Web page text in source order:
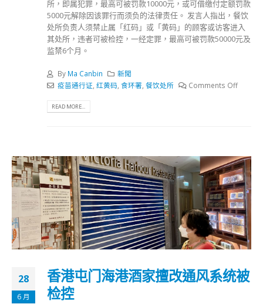
所，即属犯罪，最高可被罚款10000元，或可借缴付定额罚款
5000元解除因该罪行而须负的法律责任。 发言人指出，餐饮
处所负责人须禁止属「红码」或「黄码」的顾客或访客进入
其处所，违者可被检控，一经定罪，最高可被罚款50000元及
监禁6个月。
By Ma Canbin
新聞
疫苗通行证 红黄码 食环署 餐饮处所 Comments Off
READ MORE...
28
6 月
香港屯门海港酒家擅改通风系统被
检控